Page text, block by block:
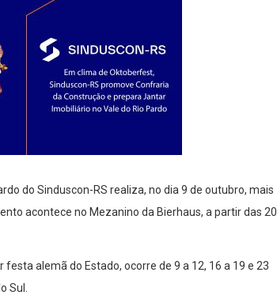
do Sinduscon-RS realiza, no dia 9 de outubro, mais
acontece no Mezanino da Bierhaus, a partir das 20
alemã do Estado, ocorre de 9 a 12, 16 a 19 e 23
Sul.